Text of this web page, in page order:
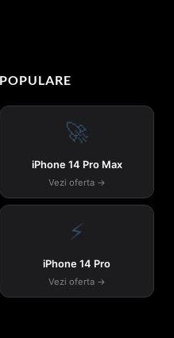
🚀
iPhone 14 Pro Max
Vezi oferta →
⚡
iPhone 14 Pro
Vezi oferta →